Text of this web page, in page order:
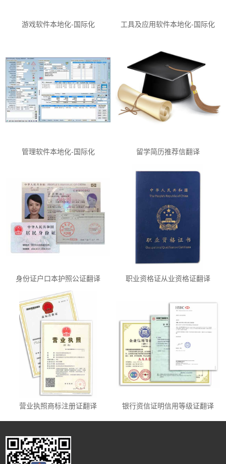
游戏软件本地化-国际化 工具及应用软件本地化-国际化
管理软件本地化-国际化 留学简历推荐信翻译
身份证户口本护照公证翻译 职业资格证从业资格证翻译
营业执照商标注册证翻译 银行资信证明信用等级证翻译